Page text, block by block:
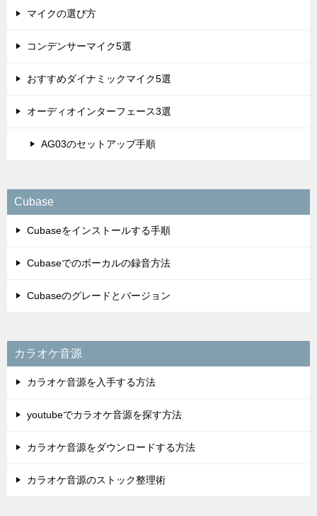
マイクの選び方
コンデンサーマイク5選
おすすめダイナミックマイク5選
オーディオインターフェース3選
AG03のセットアップ手順
Cubase
Cubaseをインストールする手順
Cubaseでのボーカルの録音方法
Cubaseのグレードとバージョン
カラオケ音源
カラオケ音源を入手する方法
youtubeでカラオケ音源を探す方法
カラオケ音源をダウンロードする方法
カラオケ音源のストック整理術